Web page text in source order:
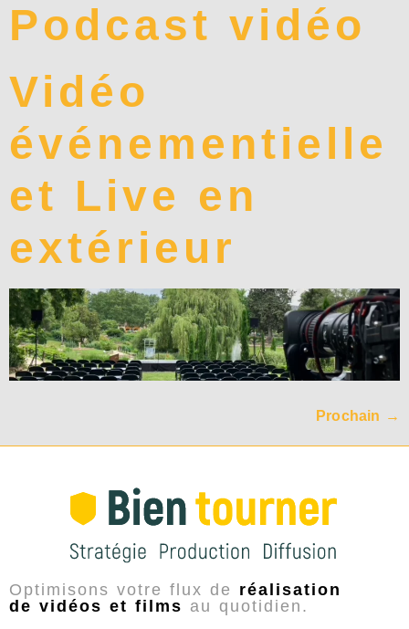
Podcast vidéo
Vidéo
événementielle
et Live en
extérieur
Prochain →
Optimisons votre flux de réalisation
de vidéos et films au quotidien.